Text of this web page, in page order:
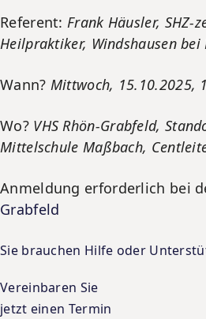
Referent: Frank Häusler, SHZ-
Heilpraktiker, Windshausen bei
Wann? Mittwoch, 15.10.2025,
Wo? VHS Rhön-Grabfeld,
Mittelschule Maßbach,
Anmeldung erforderlich bei
Grabfeld
Sie brauchen Hilfe oder
Vereinbaren Sie
jetzt einen Termin